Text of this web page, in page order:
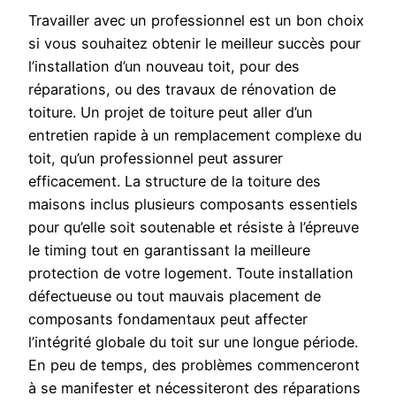
Travailler avec un professionnel est un bon choix
si vous souhaitez obtenir le meilleur succès pour
l’installation d’un nouveau toit, pour des
réparations, ou des travaux de rénovation de
toiture. Un projet de toiture peut aller d’un
entretien rapide à un remplacement complexe du
toit, qu’un professionnel peut assurer
efficacement. La structure de la toiture des
maisons inclus plusieurs composants essentiels
pour qu’elle soit soutenable et résiste à l’épreuve
le timing tout en garantissant la meilleure
protection de votre logement. Toute installation
défectueuse ou tout mauvais placement de
composants fondamentaux peut affecter
l’intégrité globale du toit sur une longue période.
En peu de temps, des problèmes commenceront
à se manifester et nécessiteront des réparations